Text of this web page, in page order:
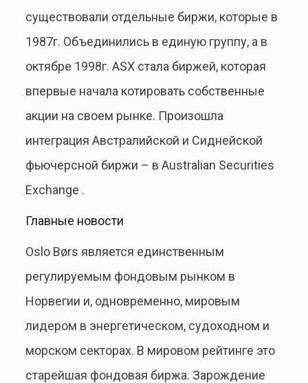
существовали отдельные биржи, которые в
1987г. Объединились в единую группу, а в
октябре 1998г. ASX стала биржей, которая
впервые начала котировать собственные
акции на своем рынке. Произошла
интеграция Австралийской и Сиднейской
фьючерсной биржи – в Australian Securities
Exchange .
Главные новости
Oslo Børs является единственным
регулируемым фондовым рынком в
Норвегии и, одновременно, мировым
лидером в энергетическом, судоходном и
морском секторах. В мировом рейтинге это
старейшая фондовая биржа. Зарождение